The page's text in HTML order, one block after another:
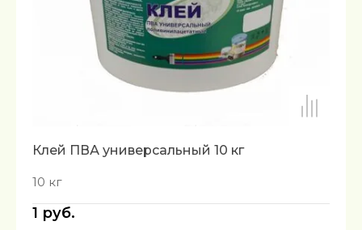
Клей ПВА универсальный 10 кг
10 кг
1 руб.